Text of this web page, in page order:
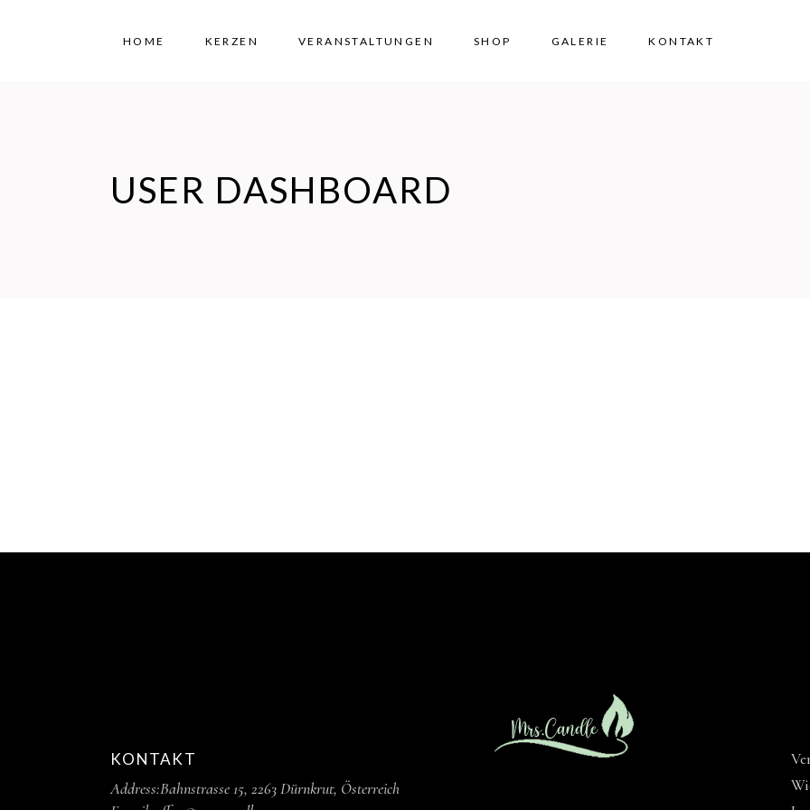
HOME KERZEN VERANSTALTUNGEN SHOP GALERIE KONTAKT
USER DASHBOARD
KONTAKT
Address:Bahnstrasse 15, 2263 Dürnkrut, Österreich